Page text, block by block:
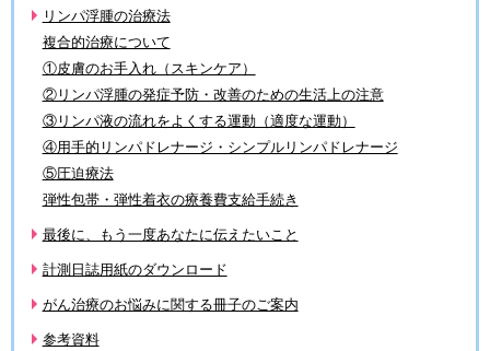
リンパ浮腫の治療法
複合的治療について
①皮膚のお手入れ（スキンケア）
②リンパ浮腫の発症予防・改善のための生活上の注意
③リンパ液の流れをよくする運動（適度な運動）
④用手的リンパドレナージ・シンプルリンパドレナージ
⑤圧迫療法
弾性包帯・弾性着衣の療養費支給手続き
最後に、もう一度あなたに伝えたいこと
計測日誌用紙のダウンロード
がん治療のお悩みに関する冊子のご案内
参考資料